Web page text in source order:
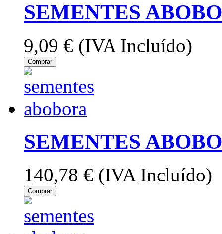
SEMENTES
9,09 € (IVA Incluído)
Comprar
SEMENTES
140,78 € (IVA Incluído)
Comprar